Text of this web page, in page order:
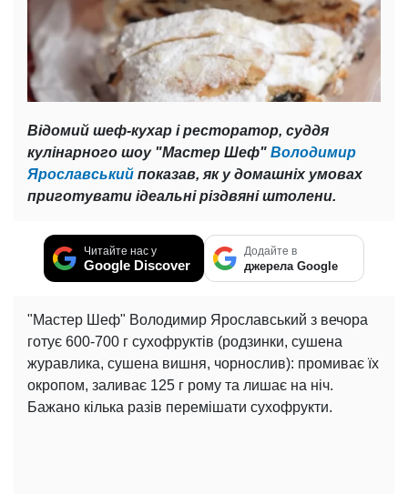
Відомий шеф-кухар і ресторатор, суддя
кулінарного шоу "Мастер Шеф" Володимир
Ярославський показав, як у домашніх умовах
приготувати ідеальні різдвяні штолени.
Читайте нас у
Google Discover
Додайте в
джерела Google
"Мастер Шеф" Володимир Ярославський з вечора
готує 600-700 г сухофруктів (родзинки, сушена
журавлика, сушена вишня, чорнослив): промиває їх
окропом, заливає 125 г рому та лишає на ніч.
Бажано кілька разів перемішати сухофрукти.